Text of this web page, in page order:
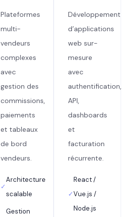
Plateformes
multi-
vendeurs
complexes
avec
gestion des
commissions,
paiements
et tableaux
de bord
vendeurs.
✓
Architecture
scalable
Gestion
Développement
d’applications
web sur-
mesure
avec
authentification,
API,
dashboards
et
facturation
récurrente.
✓
React /
Vue.js /
Node.js